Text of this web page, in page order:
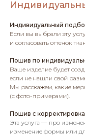
Индивидуальный
Если вы выбрали эту
и согласовать оттенок
Пошив по
Ваше изделие будет
если не нашли свой
Мы расскажем, какие
(с фото-примерами).
Пошив с
Эта услуга — про
изменение формы или